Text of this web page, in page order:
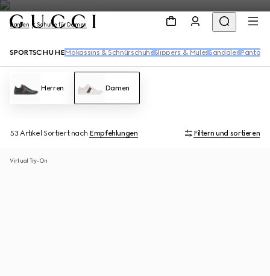
Damen Schuhe für Damen
SPORTSCHUHE Mokassins & Schnürschuhe Slippers & Mules Sandalen
Herren Damen
53 Artikel Sortiert nach Empfehlungen Filtern und sortieren
Virtual Try-On